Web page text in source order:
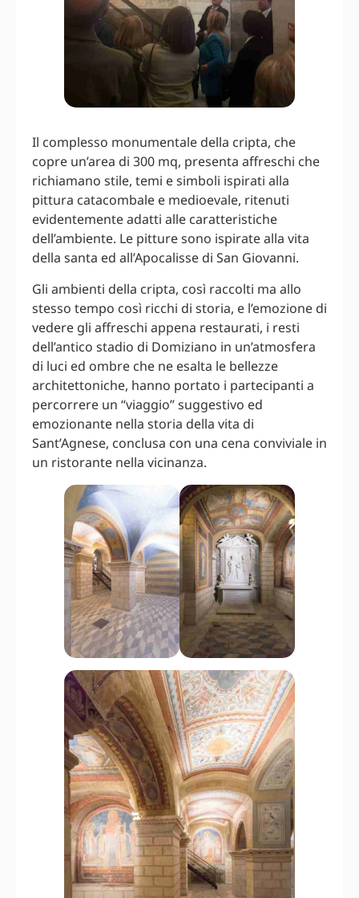
Il complesso monumentale della cripta, che
copre un’area di 300 mq, presenta affreschi che
richiamano stile, temi e simboli ispirati alla
pittura catacombale e medioevale, ritenuti
evidentemente adatti alle caratteristiche
dell’ambiente. Le pitture sono ispirate alla vita
della santa ed all’Apocalisse di San Giovanni.
Gli ambienti della cripta, così raccolti ma allo
stesso tempo così ricchi di storia, e l’emozione di
vedere gli affreschi appena restaurati, i resti
dell’antico stadio di Domiziano in un’atmosfera
di luci ed ombre che ne esalta le bellezze
architettoniche, hanno portato i partecipanti a
percorrere un “viaggio” suggestivo ed
emozionante nella storia della vita di
Sant’Agnese, conclusa con una cena conviviale in
un ristorante nella vicinanza.